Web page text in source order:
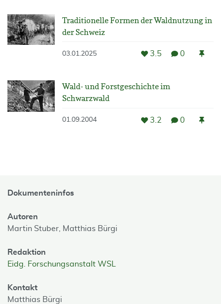
Traditionelle Formen der Waldnutzung in
der Schweiz
03.01.2025 3.5 0
Wald- und Forstgeschichte im
Schwarzwald
01.09.2004 3.2 0
Dokumenteninfos
Autoren
Martin Stuber,
Matthias Bürgi
Redaktion
Eidg. Forschungsanstalt WSL
Kontakt
Matthias Bürgi